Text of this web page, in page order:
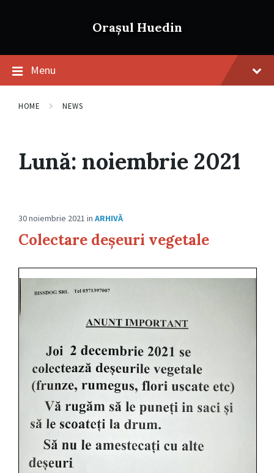
Orașul Huedin
Menu
HOME NEWS
Lună: noiembrie 2021
30 noiembrie 2021 in ARHIVĂ
Colectare deșeuri vegetale